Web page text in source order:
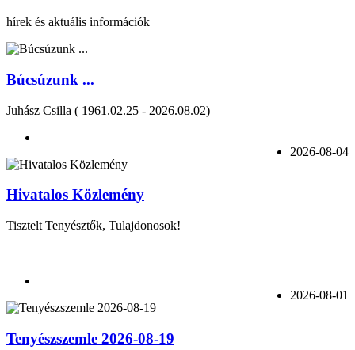
hírek és aktuális információk
Búcsúzunk ...
Juhász Csilla ( 1961.02.25 - 2026.08.02)
2026-08-04
Hivatalos Közlemény
Tisztelt Tenyésztők, Tulajdonosok!
2026-08-01
Tenyészszemle 2026-08-19